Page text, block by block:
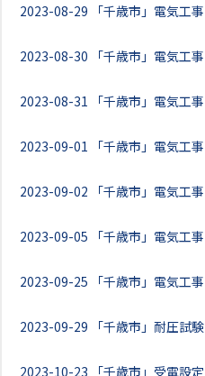
2023-08-29 「千歳市」電気工事
2023-08-30 「千歳市」電気工事
2023-08-31 「千歳市」電気工事
2023-09-01 「千歳市」電気工事
2023-09-02 「千歳市」電気工事
2023-09-05 「千歳市」電気工事
2023-09-25 「千歳市」電気工事
2023-09-29 「千歳市」耐圧試験
2023-10-23 「千歳市」受電設定